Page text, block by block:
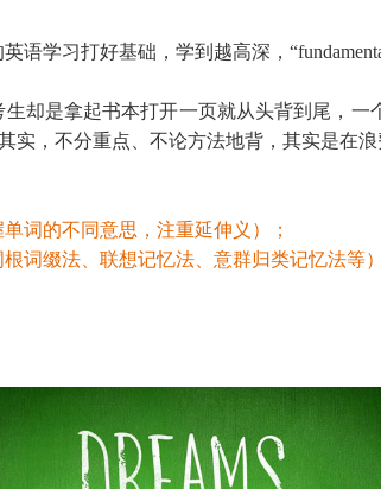
语学习打好基础，学到越高深，
却是拿起书本打开一页就从头背到尾，一
实，不分重点、不论方法地背，其实是在浪
词的不同意思，注重延伸义）；
词缀法、联想记忆法、意群归类记忆法等）